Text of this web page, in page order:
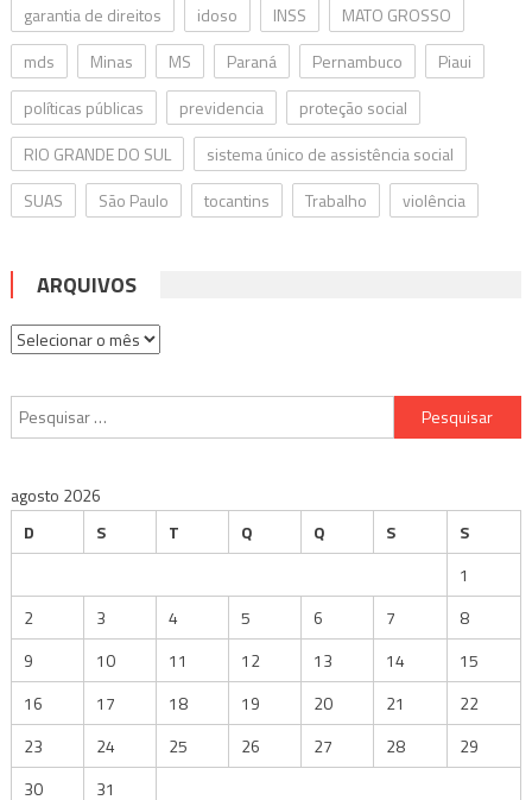
garantia de direitos
idoso INSS
MATO GROSSO
mds
Minas MS Paraná Pernambuco
Piaui
políticas públicas
previdencia
proteção social
RIO GRANDE DO SUL
sistema único de assistência social
SUAS
São Paulo tocantins Trabalho violência
ARQUIVOS
Arquivos
Pesquisar
por:
agosto 2026
D
S T Q Q S
S
1
2
3 4 5 6 7
8
9
10 11 12 13 14
15
16
17 18 19 20 21
22
23
24 25 26 27 28
29
30
31